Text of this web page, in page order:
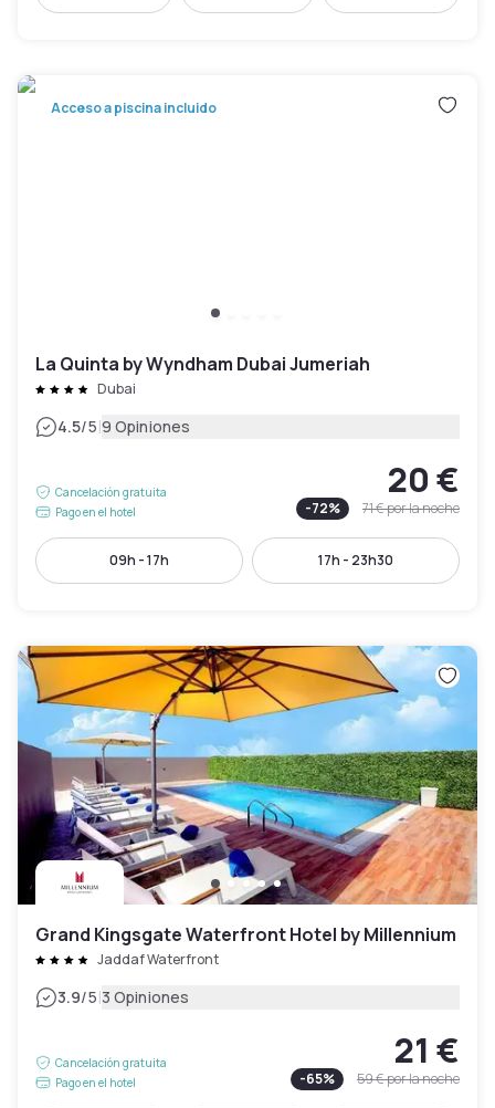
Acceso a piscina incluido
La Quinta by Wyndham Dubai Jumeriah
Dubai
4.5/5|9 Opiniones
Cancelación gratuita
Pago en el hotel
20 €
-72% 71 €por la noche
09h - 17h 17h - 23h30
Grand Kingsgate Waterfront Hotel by Millennium
Jaddaf Waterfront
3.9/5|3 Opiniones
Cancelación gratuita
Pago en el hotel
21 €
-65% 59 €por la noche